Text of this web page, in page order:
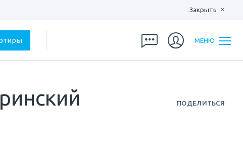
Закрыть
МЕНЮ
ПОДЕЛИТЬСЯ